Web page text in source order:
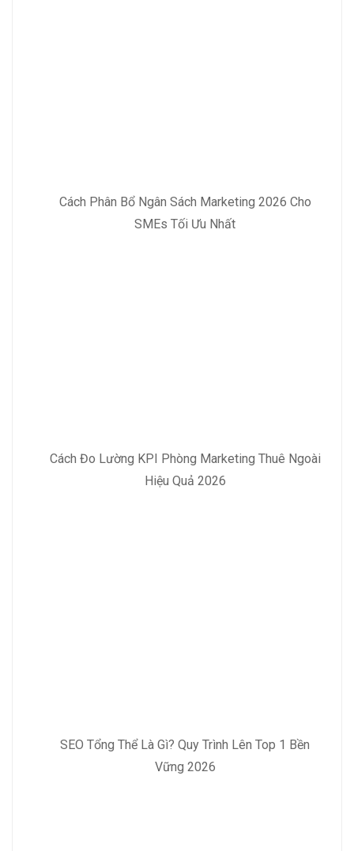
Cách Phân Bổ Ngân Sách Marketing 2026 Cho
SMEs Tối Ưu Nhất
Cách Đo Lường KPI Phòng Marketing Thuê Ngoài
Hiệu Quả 2026
SEO Tổng Thể Là Gì? Quy Trình Lên Top 1 Bền
Vững 2026